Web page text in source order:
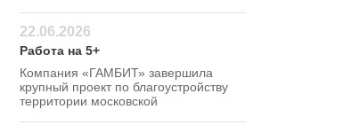
22.06.2026
Работа на 5+
Компания «ГАМБИТ» завершила
крупный проект по благоустройству
территории московской